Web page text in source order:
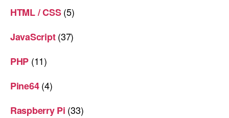
HTML / CSS(5)
JavaScript(37)
PHP (11)
Pine64(4)
Raspberry Pi (33)